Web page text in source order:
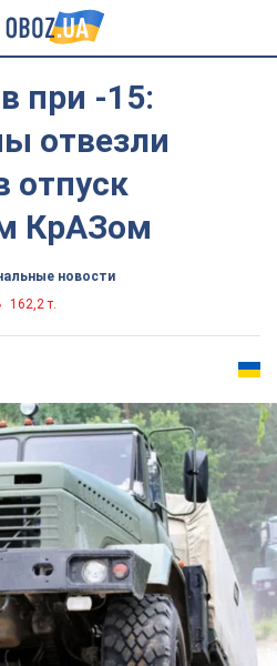
при -15:
отвезли
отпуск
КрАЗом
новости
162,2 т.